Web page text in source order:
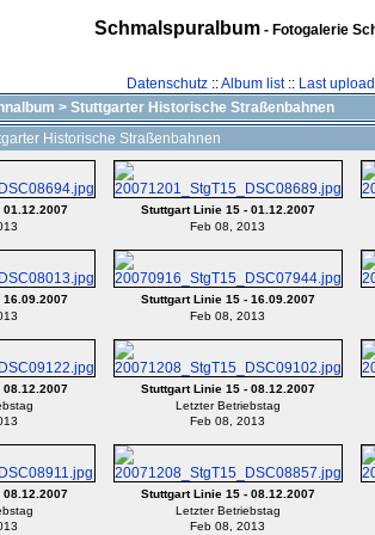
Schmalspuralbum - Fotogalerie
Datenschutz ::Album list:: Last
> Stuttgarter Historische Straßenbahnen
Historische Straßenbahnen
01.12.2007
Stuttgart Linie 15 - 01.12.2007
Feb 08, 2013
16.09.2007
Stuttgart Linie 15 - 16.09.2007
Feb 08, 2013
08.12.2007
Stuttgart Linie 15 - 08.12.2007
Letzter Betriebstag
Feb 08, 2013
08.12.2007
Stuttgart Linie 15 - 08.12.2007
Letzter Betriebstag
Feb 08, 2013